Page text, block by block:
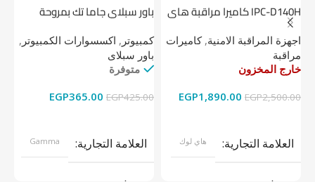
IPC-D140H كاميرا مراقبة هاى
لوك داخلية 4 ميجا
اجهزة المراقبة الامنية,كاميرات
مراقبة
خارج المخزون
EGP2,500.00
EGP1,890.00
العلامة التجارية هاي لوك
باور سبلاي جاما تك بمروحة
كمبيوتر , اكسسوارات الكمبيوتر ,
باور سبلاى
متوفرة
EGP425.00
EGP365.00
العلامة التجارية Gamma